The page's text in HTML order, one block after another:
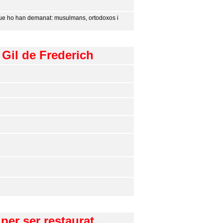
ho han demanat: musulmans, ortodoxos i
de Frederich